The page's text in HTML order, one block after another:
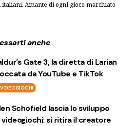
Amante di ogni gioco marchiato
anche
Gate 3, la diretta di Larian
da YouTube e TikTok
VIDEOGIOCHI
Schofield lascia lo sviluppo
videogiochi: si ritira il creatore